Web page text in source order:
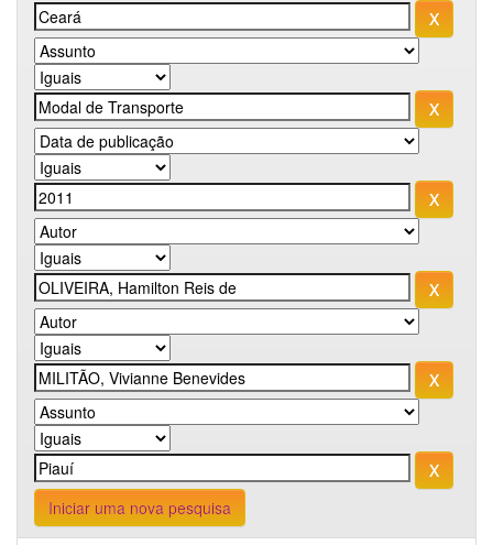
Iniciar uma nova pesquisa